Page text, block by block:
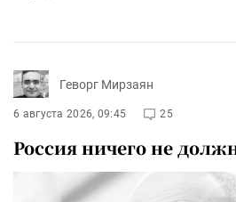
Геворг Мирзаян
6 августа 2026, 09:45 25
Россия ничего не